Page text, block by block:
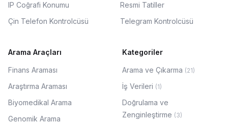
IP Coğrafi Konumu
Resmi Tatiller
Çin Telefon Kontrolcüsü
Telegram Kontrolcüsü
Arama Araçları
Finans Araması
Araştırma Araması
Biyomedikal Arama
Genomik Arama
Kategoriler
Arama ve Çıkarma (21)
İş Verileri (1)
Doğrulama ve
Zenginleştirme (3)